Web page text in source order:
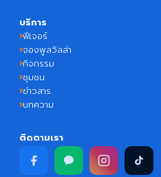
บริการ
ฟีเจอร์
จองพูลวิลล่า
กิจกรรม
ชุมชน
ข่าวสาร
บทความ
ติดตามเรา